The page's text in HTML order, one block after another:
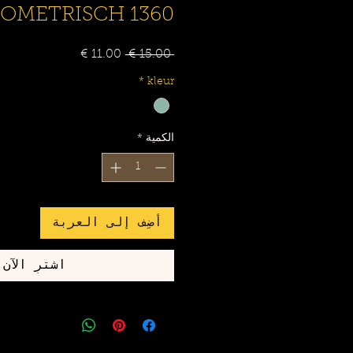
1360
‏15.00 €
سعر
سعر
kleur
*
الكمية *
أضِف إلى العربة
اشترِ الآن